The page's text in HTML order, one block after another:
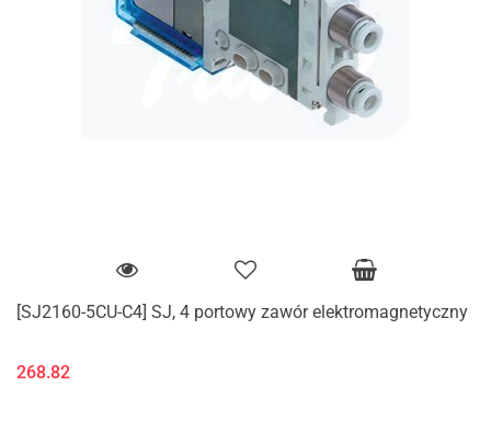
[SJ2160-5CU-C4] SJ, 4 portowy zawór elektromagnetyczny
268.82